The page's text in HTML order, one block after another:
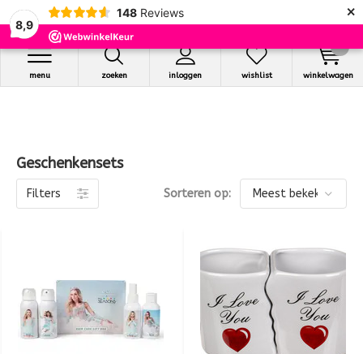
8,9
148 Reviews ×
zoeken inloggen
menu wishlist winkelwagen
Geschenkensets
Filters Sorteren op: